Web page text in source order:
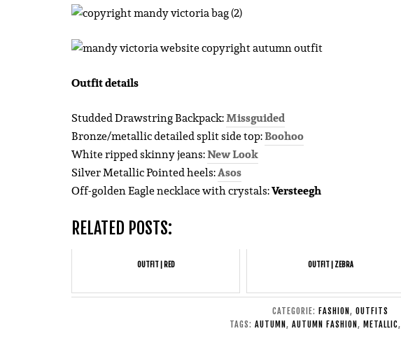
Outfit details
Studded Drawstring Backpack:Missguided
Bronze/metallic detailed split side top:Boohoo
White ripped skinny jeans:New Look
Silver Metallic Pointed heels:Asos
Off-golden Eagle necklace with crystals:Versteegh
RELATED POSTS:
OUTFIT | RED OUTFIT | ZEBRA
CATEGORIE: FASHION , OUTFITS
TAGS: AUTUMN , AUTUMN FASHION , METALLIC,